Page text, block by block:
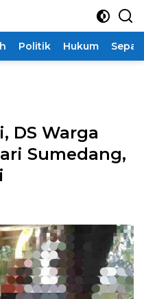
Politik Hukum
DS Warga
Sumedang,